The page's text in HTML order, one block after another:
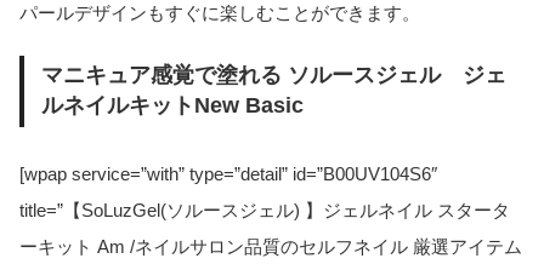
パールデザインもすぐに楽しむことができます。
マニキュア感覚で塗れる ソルースジェル ジェ
ルネイルキットNew Basic
[wpap service=”with” type=”detail” id=”B00UV104S6″
title=”【SoLuzGel(ソルースジェル) 】ジェルネイル スタータ
ーキット Am /ネイルサロン品質のセルフネイル 厳選アイテム